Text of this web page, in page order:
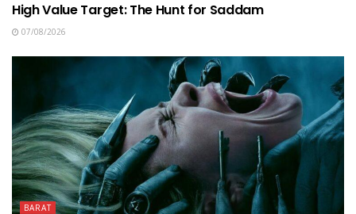
High Value Target: The Hunt for Saddam
07/08/2026
BARAT